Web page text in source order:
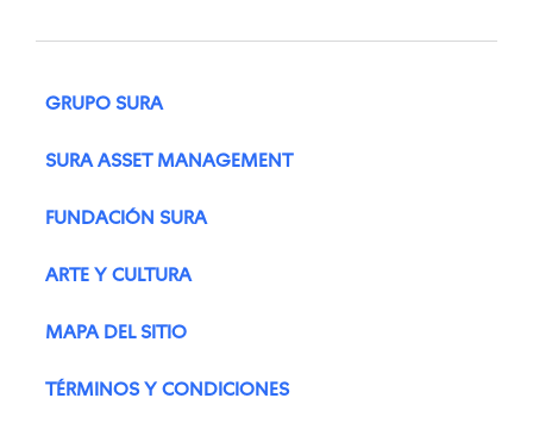
GRUPO SURA
SURA ASSET MANAGEMENT
FUNDACIÓN SURA
ARTE Y CULTURA
MAPA DEL SITIO
TÉRMINOS Y CONDICIONES